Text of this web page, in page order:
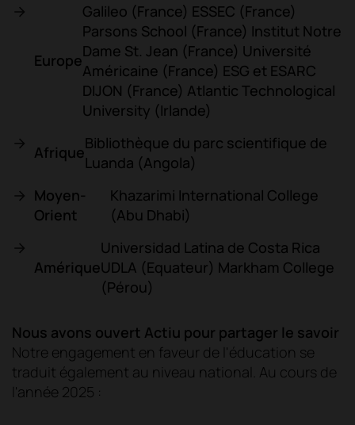
Europe
Galileo (France) ESSEC (France)
Parsons School (France) Institut Notre
Dame St. Jean (France) Université
Américaine (France) ESG et ESARC
DIJON (France) Atlantic Technological
University (Irlande)
Afrique
Bibliothèque du parc scientifique de
Luanda (Angola)
Moyen-
Orient
Khazarimi International College
(Abu Dhabi)
Amérique
Universidad Latina de Costa Rica
UDLA (Equateur) Markham College
(Pérou)
Nous avons ouvert Actiu pour partager le savoir
Notre engagement en faveur de l'éducation se
traduit également au niveau national. Au cours de
l'année 2025 :